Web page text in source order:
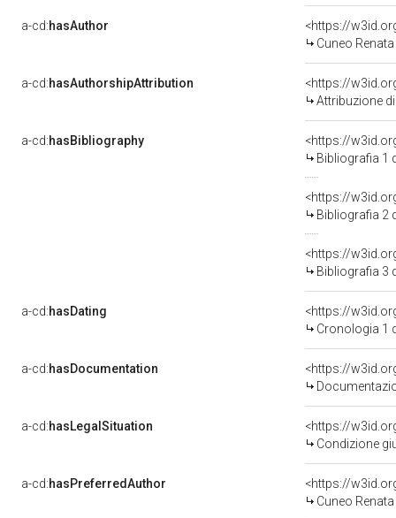
a-cd:hasAuthor
<https://
Cuneo
a-cd:hasAuthorshipAttribution
<https://
Attribuzione
a-cd:hasBibliography
<https://
Bibliografia 1
<https://
Bibliografia 2
<https://
Bibliografia 3
a-cd:hasDating
<https://
Cronologia 1
a-cd:hasDocumentation
a-cd:hasLegalSituation
Condizione
a-cd:hasPreferredAuthor
<https://
Cuneo